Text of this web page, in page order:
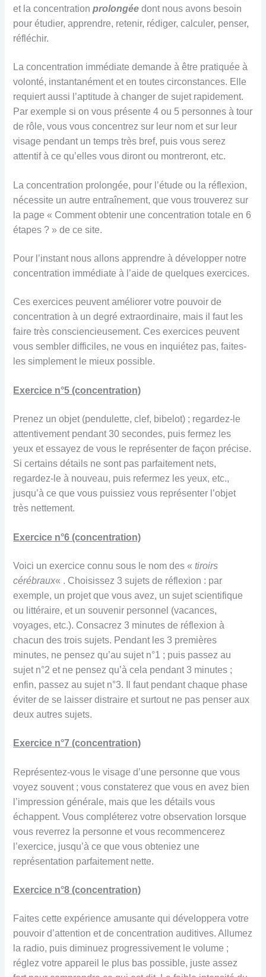
et la concentrationprolongée dont nous avons besoin
pour étudier, apprendre, retenir, rédiger, calculer, penser,
réfléchir.
La concentration immédiate demande à être pratiquée à
volonté, instantanément et en toutes circonstances. Elle
requiert aussi l’aptitude à changer de sujet rapidement.
Par exemple si on vous présente 4 ou 5 personnes à tour
de rôle, vous vous concentrez sur leur nom et sur leur
visage pendant un temps très bref, puis vous serez
attentif à ce qu’elles vous diront ou montreront, etc.
La concentration prolongée, pour l’étude ou la réflexion,
nécessite un autre entraînement, que vous trouverez sur
la page « Comment obtenir une concentration totale en 6
étapes ? » de ce site.
Pour l’instant nous allons apprendre à développer notre
concentration immédiate à l’aide de quelques exercices.
Ces exercices peuvent améliorer votre pouvoir de
concentration à un degré extraordinaire, mais il faut les
faire très consciencieusement. Ces exercices peuvent
vous sembler difficiles, ne vous en inquiétez pas, faites-
les simplement le mieux possible.
Exercice n°5 (concentration)
Prenez un objet (pendulette, clef, bibelot) ; regardez-le
attentivement pendant 30 secondes, puis fermez les
yeux et essayez de vous le représenter de façon précise.
Si certains détails ne sont pas parfaitement nets,
regardez-le à nouveau, puis refermez les yeux, etc.,
jusqu’à ce que vous puissiez vous représenter l’objet
très nettement.
Exercice n°6 (concentration)
Voici un exercice connu sous le nom des «tiroirs
cérébraux« . Choisissez 3 sujets de réflexion : par
exemple, un projet que vous avez, un sujet scientifique
ou littéraire, et un souvenir personnel (vacances,
voyages, etc.). Consacrez 3 minutes de réflexion à
chacun des trois sujets. Pendant les 3 premières
minutes, ne pensez qu’au sujet n°1 ; puis passez au
sujet n°2 et ne pensez qu’à cela pendant 3 minutes ;
enfin, passez au sujet n°3. Il faut pendant chaque phase
éviter de se laisser distraire et surtout ne pas penser aux
deux autres sujets.
Exercice n°7 (concentration)
Représentez-vous le visage d’une personne que vous
voyez souvent ; vous constaterez que vous en avez bien
l’impression générale, mais que les détails vous
échappent. Vous compléterez votre observation lorsque
vous reverrez la personne et vous recommencerez
l’exercice, jusqu’à ce que vous obteniez une
représentation parfaitement nette.
Exercice n°8 (concentration)
Faites cette expérience amusante qui développera votre
pouvoir d’attention et de concentration auditives. Allumez
la radio, puis diminuez progressivement le volume ;
réglez votre appareil le plus bas possible, juste assez